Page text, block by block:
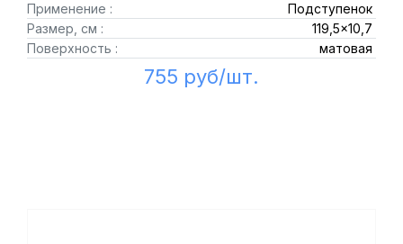
Применение :
Подступенок
Размер, см :
119,5x10,7
Поверхность :
матовая
755 руб/шт.